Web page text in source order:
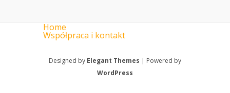
Home
Współpraca i kontakt
Designed by Elegant Themes | Powered by
WordPress